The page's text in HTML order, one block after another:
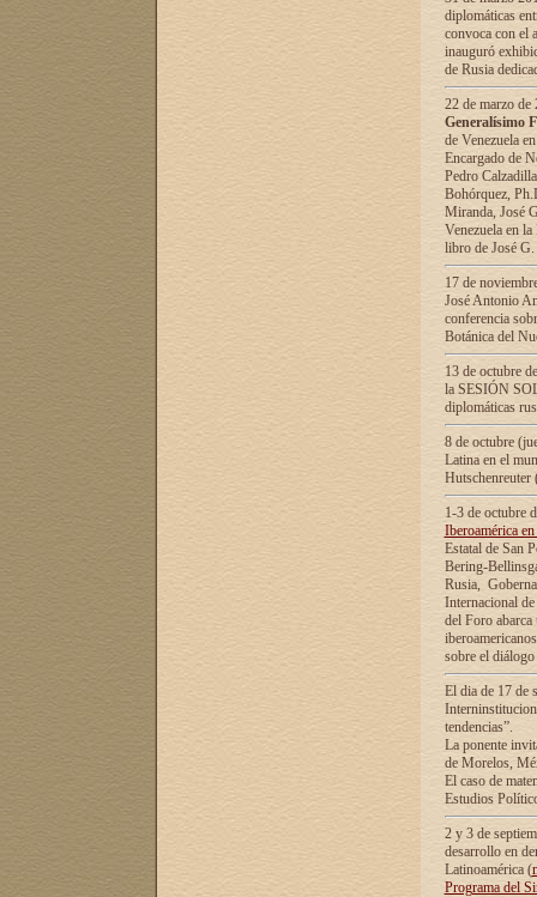
diplomáticas
convoca con el
inauguró
de Rusia
22 de marzo
Generalísimo
de Venezuela
Encargado de
Pedro
Bohórquez,
Miranda, José
Venezuela en
libro de José
17 de
José Antonio
conferencia
Botánica del
13 de octubre
la SESIÓN
diplomáticas
8 de octubre
Latina en el
1-3 de octubre
Iberoamérica
Estatal de San
Bering-
Rusia,
Internacional
del Foro
sobre el
El dia de 17 de
tendencias”.
La ponente
de Morelos,
El caso de
Estudios
2 y 3 de
desarrollo en
Latinoamérica (
Programa del